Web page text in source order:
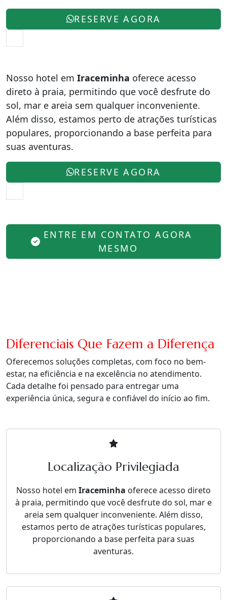
RESERVE AGORA
Nosso hotel em Iraceminha oferece acesso
direto à praia, permitindo que você desfrute do
sol, mar e areia sem qualquer inconveniente.
Além disso, estamos perto de atrações turísticas
populares, proporcionando a base perfeita para
suas aventuras.
RESERVE AGORA
ENTRE EM CONTATO AGORA
MESMO
Diferenciais Que Fazem a Diferença
Oferecemos soluções completas, com foco no bem-
estar, na eficiência e na excelência no atendimento.
Cada detalhe foi pensado para entregar uma
experiência única, segura e confiável do início ao fim.
Localização Privilegiada
Nosso hotel em Iraceminha oferece acesso direto
à praia, permitindo que você desfrute do sol, mar e
areia sem qualquer inconveniente. Além disso,
estamos perto de atrações turísticas populares,
proporcionando a base perfeita para suas
aventuras.